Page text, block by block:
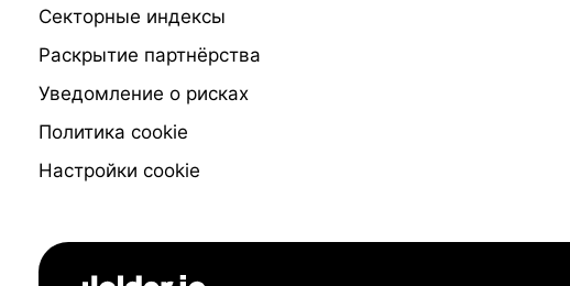
Секторные индексы
Раскрытие партнёрства
Уведомление о рисках
Политика cookie
Настройки cookie